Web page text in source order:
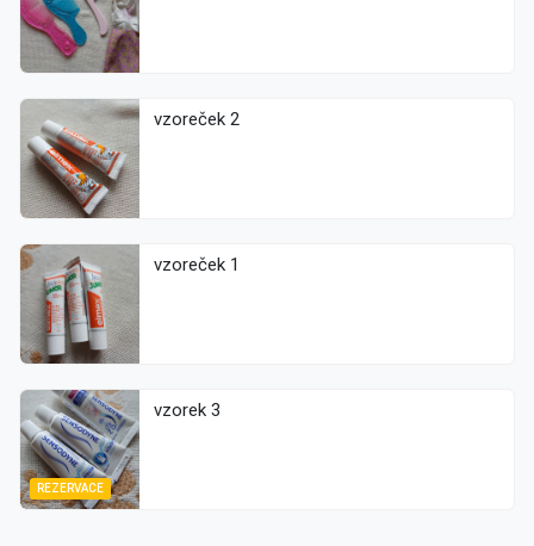
vzoreček 2
vzoreček 1
REZERVACE
vzorek 3